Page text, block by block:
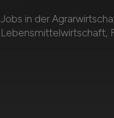
Jobs in der
Lebensmittelwirtschaft,